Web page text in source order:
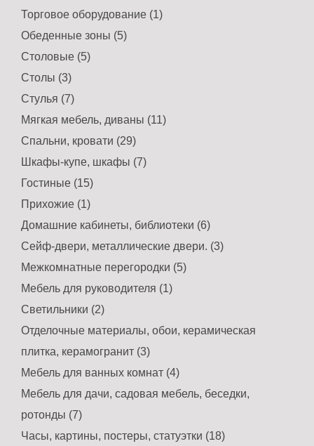
Торговое оборудование (1)
Обеденные зоны (5)
Столовые (5)
Столы (3)
Стулья (7)
Мягкая мебель, диваны (11)
Спальни, кровати (29)
Шкафы-купе, шкафы (7)
Гостиные (15)
Прихожие (1)
Домашние кабинеты, библиотеки (6)
Сейф-двери, металлические двери. (3)
Межкомнатные перегородки (5)
Мебель для руководителя (1)
Светильники (2)
Отделочные материалы, обои, керамическая
плитка, керамогранит (3)
Мебель для ванных комнат (4)
Мебель для дачи, садовая мебель, беседки,
ротонды (7)
Часы, картины, постеры, статуэтки (18)